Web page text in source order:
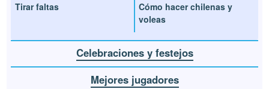
Tirar faltas
Cómo hacer chilenas y
voleas
Celebraciones y festejos
Mejores jugadores